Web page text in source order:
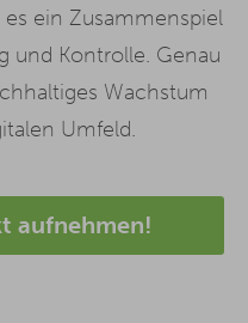
ein Zusammenspiel
und Kontrolle. Genau
Wachstum
Umfeld.
aufnehmen!